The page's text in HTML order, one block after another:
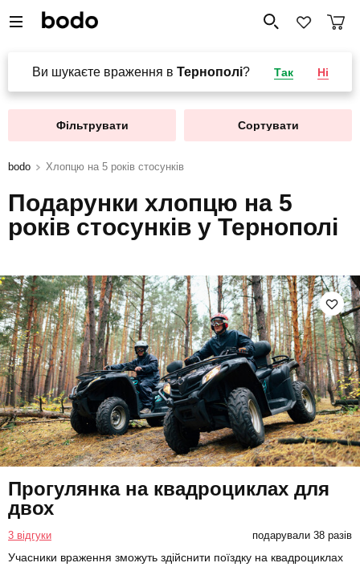
Ви шукаєте враження в Тернополі? Так Ні
Фільтрувати Сортувати
bodo Хлопцю на 5 років стосунків
Подарунки хлопцю на 5
років стосунків у Тернополі
Прогулянка на квадроциклах для
двох
3 відгуки подарували 38 разів
Учасники враження зможуть здійснити поїздку на квадроциклах